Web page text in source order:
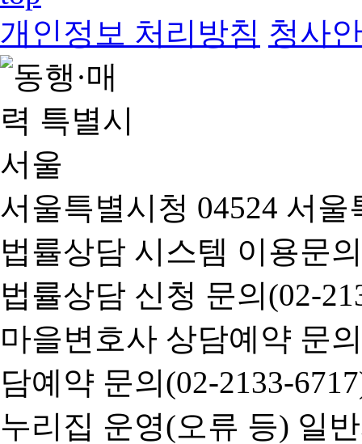
개인정보 처리방침 청사
서울특별시청 04524 서
법률상담 시스템 이용문
법률상담 신청 문의(02-
마을변호사 상담예약 문
담예약 문의(02-2133-
누리집 운영(오류 등) 일